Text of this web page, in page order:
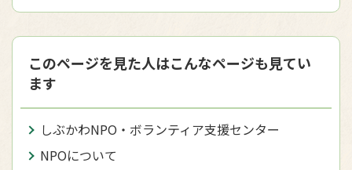
このページを見た人はこんなページも見てい
ます
しぶかわNPO・ボランティア支援センター
NPOについて